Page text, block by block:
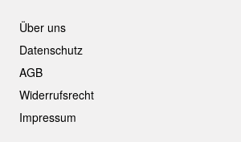
Über uns
Datenschutz
AGB
Widerrufsrecht
Impressum